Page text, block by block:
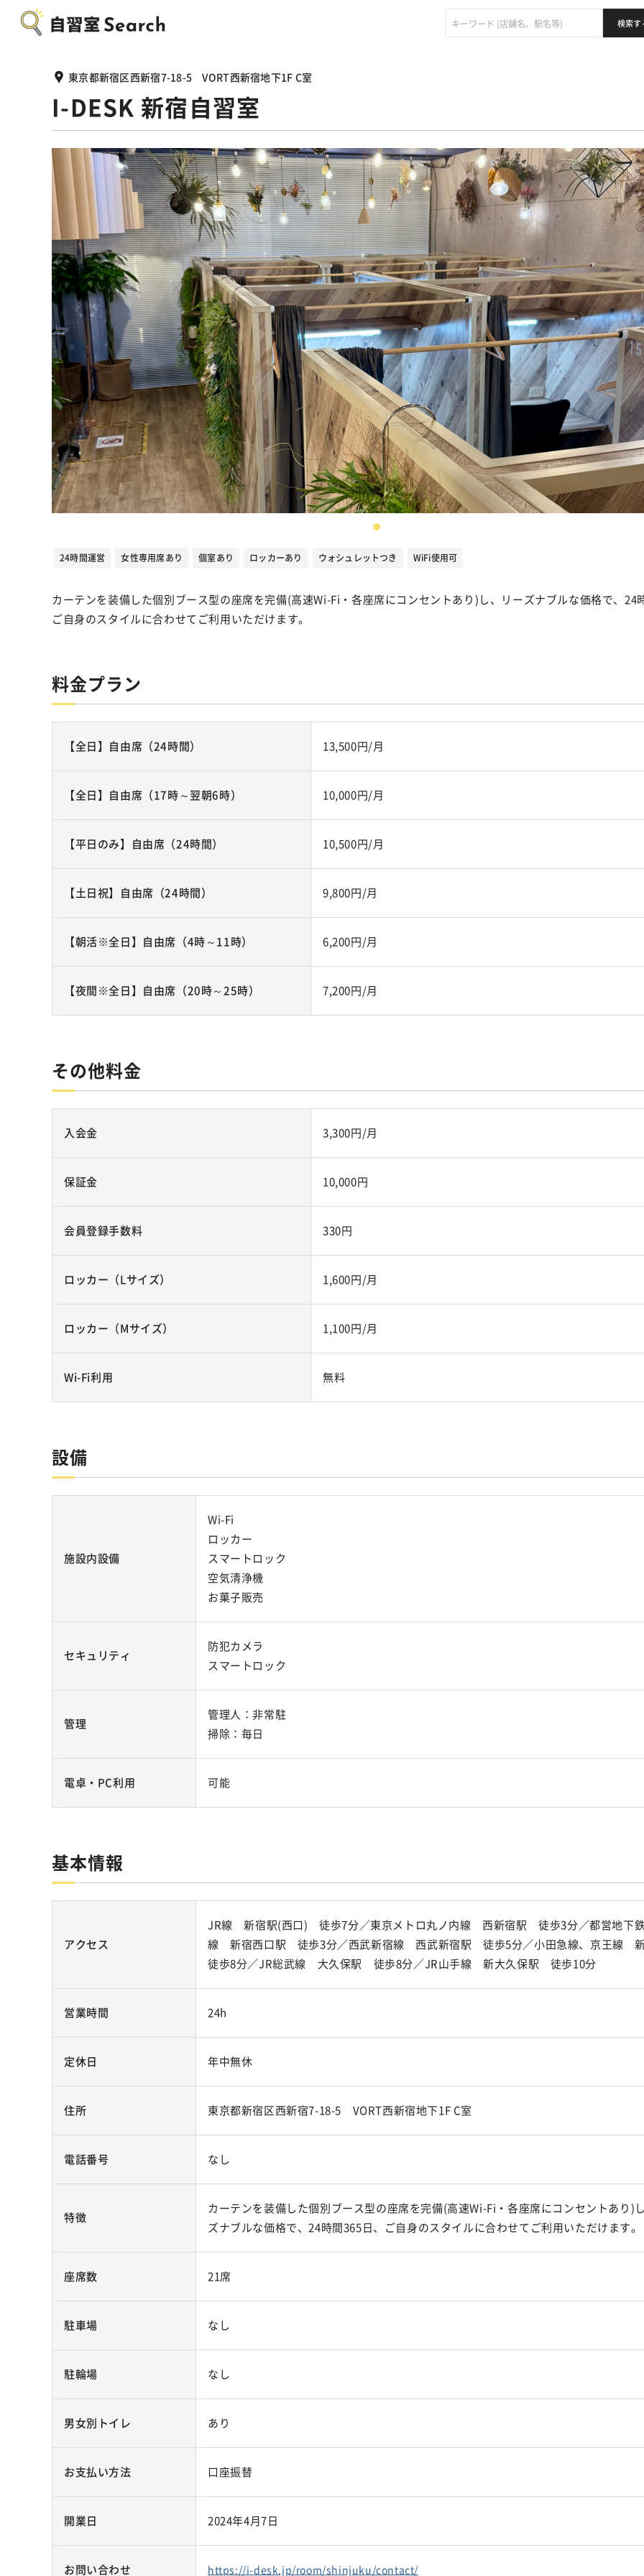
東京都新宿区西新宿7-18-5 VORT西新宿地下1F C室
I-DESK 新宿自習室
24時間運営 女性専用席あり 個室あり ロッカーあり ウォシュレットつき WiFi使用可
カーテンを装備した個別ブース型の座席を完備(高速Wi-Fi・各座席にコンセントあり)し、リーズナブルな価格で、24
ご自身のスタイルに合わせてご利用いただけます。
料金プラン
【全日】自由席（24時間） 13,500円/月
【全日】自由席（17時～翌朝6時） 10,000円/月
【平日のみ】自由席（24時間） 10,500円/月
【土日祝】自由席（24時間） 9,800円/月
【朝活※全日】自由席（4時～11時） 6,200円/月
【夜間※全日】自由席（20時～25時） 7,200円/月
その他料金
入会金 3,300円/月
保証金 10,000円
会員登録手数料 330円
ロッカー（Lサイズ） 1,600円/月
ロッカー（Mサイズ） 1,100円/月
Wi-Fi利用 無料
設備
施設内設備
Wi-Fi
ロッカー
スマートロック
空気清浄機
お菓子販売
セキュリティ
防犯カメラ
スマートロック
管理
管理人：非常駐
掃除：毎日
電卓・PC利用 可能
基本情報
アクセス
JR線 新宿駅(西口) 徒歩7分／東京メトロ丸ノ内線 西新宿駅 徒歩3分／都営地下
線 新宿西口駅 徒歩3分／西武新宿線 西武新宿駅 徒歩5分／小田急線、京王線
徒歩8分／JR総武線 大久保駅 徒歩8分／JR山手線 新大久保駅 徒歩10分
営業時間 24h
定休日 年中無休
住所 東京都新宿区西新宿7-18-5 VORT西新宿地下1F C室
電話番号 なし
特徴
カーテンを装備した個別ブース型の座席を完備(高速Wi-Fi・各座席にコンセントあり)
ズナブルな価格で、24時間365日、ご自身のスタイルに合わせてご利用いただけます。
座席数 21席
駐車場 なし
駐輪場 なし
男女別トイレ あり
お支払い方法 口座振替
開業日 2024年4月7日
お問い合わせ https://i-desk.jp/room/shinjuku/contact/